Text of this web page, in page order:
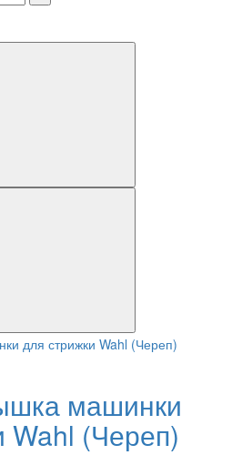
машинки
Wahl (Череп)